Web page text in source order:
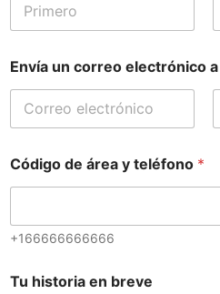
Envía un correo electrónico a
Código de área y teléfono *
+166666666666
Tu historia en breve